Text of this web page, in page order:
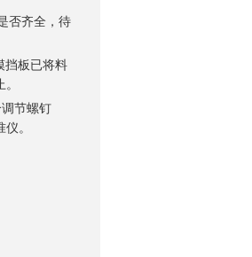
否齐全，待
挡板已将料
节螺钉
。